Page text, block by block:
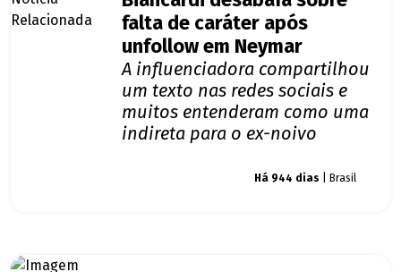
falta de caráter após
unfollow em Neymar
A influenciadora compartilhou
um texto nas redes sociais e
muitos entenderam como uma
indireta para o ex-noivo
Há 944 dias | Brasil